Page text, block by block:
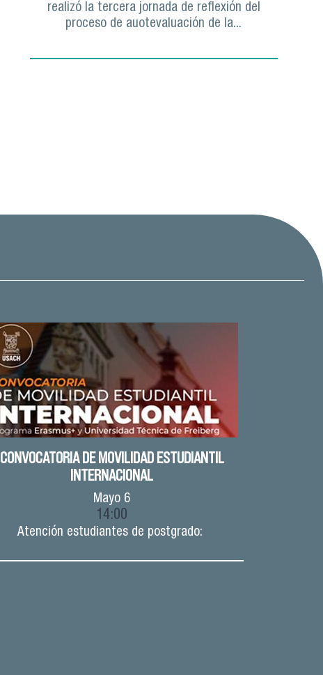
realizó la tercera jornada de reflexión del
proceso de auotevaluación de la...
CONVOCATORIA DE MOVILIDAD ESTUDIANTIL
INTERNACIONAL
Mayo 6
14:00
Atención estudiantes de postgrado: